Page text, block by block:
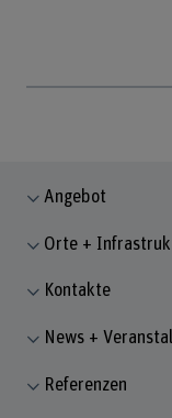
Angebot
Orte +
Kontakte
News +
Referenzen